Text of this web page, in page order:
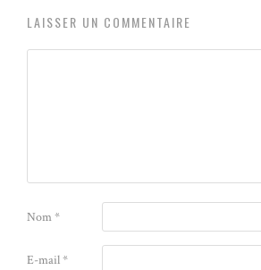
LAISSER UN COMMENTAIRE
Nom*
E-mail*